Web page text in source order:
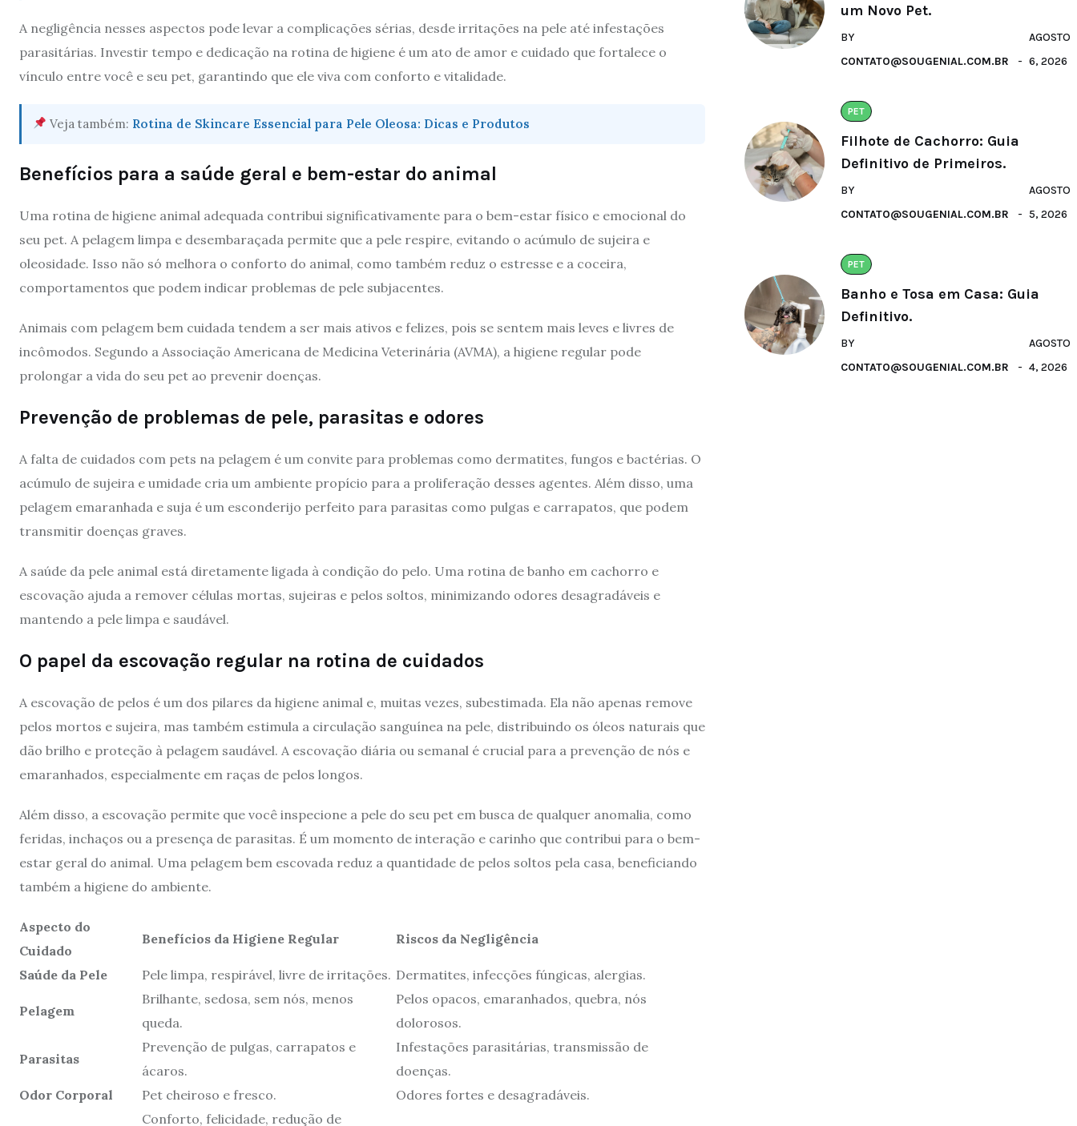
A negligência nesses aspectos pode levar a complicações sérias, desde irritações na pele até infestações
parasitárias. Investir tempo e dedicação na rotina de higiene é um ato de amor e cuidado que fortalece o
vínculo entre você e seu pet, garantindo que ele viva com conforto e vitalidade.
Veja também: Rotina de Skincare Essencial para Pele Oleosa: Dicas e Produtos
Benefícios para a saúde geral e bem-estar do animal
Uma rotina de higiene animal adequada contribui significativamente para o bem-estar físico e emocional do
seu pet. A pelagem limpa e desembaraçada permite que a pele respire, evitando o acúmulo de sujeira e
oleosidade. Isso não só melhora o conforto do animal, como também reduz o estresse e a coceira,
comportamentos que podem indicar problemas de pele subjacentes.
Animais com pelagem bem cuidada tendem a ser mais ativos e felizes, pois se sentem mais leves e livres de
incômodos. Segundo a Associação Americana de Medicina Veterinária (AVMA), a higiene regular pode
prolongar a vida do seu pet ao prevenir doenças.
Prevenção de problemas de pele, parasitas e odores
A falta de cuidados com pets na pelagem é um convite para problemas como dermatites, fungos e bactérias. O
acúmulo de sujeira e umidade cria um ambiente propício para a proliferação desses agentes. Além disso, uma
pelagem emaranhada e suja é um esconderijo perfeito para parasitas como pulgas e carrapatos, que podem
transmitir doenças graves.
A saúde da pele animal está diretamente ligada à condição do pelo. Uma rotina de banho em cachorro e
escovação ajuda a remover células mortas, sujeiras e pelos soltos, minimizando odores desagradáveis e
mantendo a pele limpa e saudável.
O papel da escovação regular na rotina de cuidados
A escovação de pelos é um dos pilares da higiene animal e, muitas vezes, subestimada. Ela não apenas remove
pelos mortos e sujeira, mas também estimula a circulação sanguínea na pele, distribuindo os óleos naturais que
dão brilho e proteção à pelagem saudável. A escovação diária ou semanal é crucial para a prevenção de nós e
emaranhados, especialmente em raças de pelos longos.
Além disso, a escovação permite que você inspecione a pele do seu pet em busca de qualquer anomalia, como
feridas, inchaços ou a presença de parasitas. É um momento de interação e carinho que contribui para o bem-
estar geral do animal. Uma pelagem bem escovada reduz a quantidade de pelos soltos pela casa, beneficiando
também a higiene do ambiente.
Aspecto do
Cuidado
Benefícios da Higiene Regular Riscos da Negligência
Saúde da Pele Pele limpa, respirável, livre de irritações. Dermatites, infecções fúngicas, alergias.
Pelagem
Brilhante, sedosa, sem nós, menos
queda.
Pelos opacos, emaranhados, quebra, nós
dolorosos.
Parasitas
Prevenção de pulgas, carrapatos e
ácaros.
Infestações parasitárias, transmissão de
doenças.
Odor Corporal
Pet cheiroso e fresco. Odores fortes e desagradáveis.
Conforto, felicidade, redução de
um Novo Pet.
BY
CONTATO@SOUGENIAL.COM.BR
AGOSTO
6, 2026
PET
Filhote de Cachorro: Guia
Definitivo de Primeiros.
BY
CONTATO@SOUGENIAL.COM.BR
AGOSTO
5, 2026
PET
Banho e Tosa em Casa: Guia
Definitivo.
BY
CONTATO@SOUGENIAL.COM.BR
AGOSTO
4, 2026